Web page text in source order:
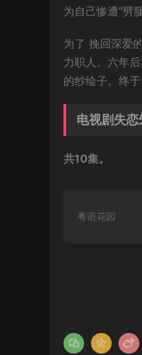
为自己惨遭“劈
为了 挽回深爱
力职人。六年
的纱绘子。终
电视剧失
共10集。
粤语花园